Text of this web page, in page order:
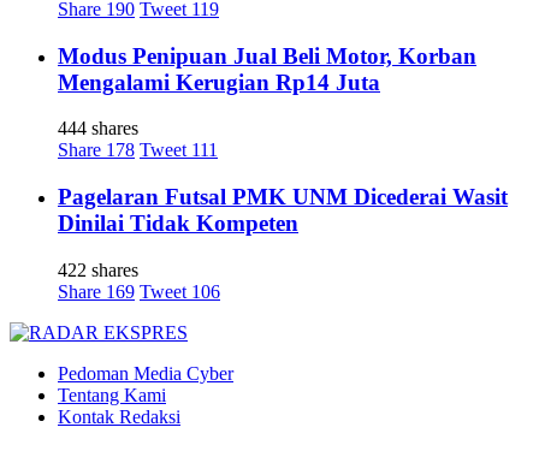
Share 190 Tweet 119
Modus Penipuan Jual Beli Motor, Korban
Mengalami Kerugian Rp14 Juta
444 shares
Share 178 Tweet 111
Pagelaran Futsal PMK UNM Dicederai Wasit
Dinilai Tidak Kompeten
422 shares
Share 169 Tweet 106
Pedoman Media Cyber
Tentang Kami
Kontak Redaksi